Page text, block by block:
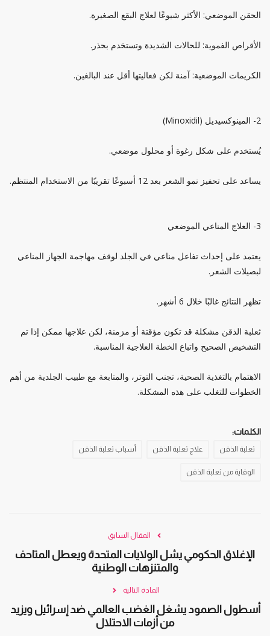
الحقن الموضعي: الأكثر شيوعًا لعلاج البقع الصغيرة.
الأقراص الفموية: للحالات الشديدة وتستخدم بحذر.
الكريمات الموضعية: آمنة لكن فعاليتها أقل عند البالغين.
2- المينوكسيديل (Minoxidil)
يُستخدم على شكل رغوة أو محلول موضعي.
يساعد على تحفيز نمو الشعر بعد 12 أسبوعًا تقريبًا من الاستخدام المنتظم.
3- العلاج المناعي الموضعي
يعتمد على إحداث تفاعل مناعي في الجلد لوقف مهاجمة الجهاز المناعي
لبصيلات الشعر.
تظهر النتائج غالبًا خلال 6 أشهر.
ثعلبة الذقن مشكلة قد تكون مؤقتة أو مزمنة، لكن علاجها ممكن إذا تم
التشخيص الصحيح واتباع الخطة العلاجية المناسبة.
الاهتمام بالتغذية الصحية، تجنب التوتر، والمتابعة مع طبيب الجلدية من أهم
الخطوات للتغلب على هذه المشكلة.
الكلمات:
ثعلبة الذقن علاج ثعلبة الذقن أسباب ثعلبة الذقن
الوقاية من ثعلبة الذقن
المقال السابق
الإغلاق الحكومي يشل الولايات المتحدة ويعطل المتاحف
والمتنزهات الوطنية
المادة التالية
أسطول الصمود يشغل الغضب العالمي ضد إسرائيل ويزيد
من أزمات الاحتلال